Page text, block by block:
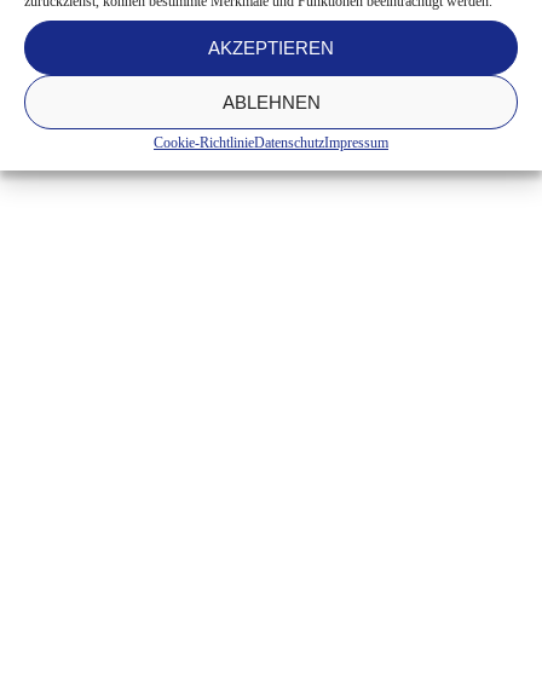
AKZEPTIEREN
ABLEHNEN
Cookie-RichtlinieDatenschutzImpressum